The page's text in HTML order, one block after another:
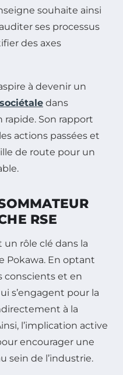
souhaite ainsi
ses processus
des axes
à devenir un
dans
rapide. Son rapport
actions passées et
de route pour un
RSE
rôle clé dans la
Pokawa. En optant
conscients et en
s’engagent pour la
à la
l’implication active
encourager une
sein de l’industrie.